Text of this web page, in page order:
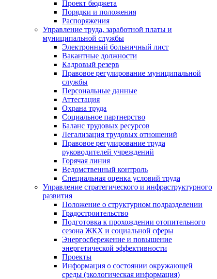
Проект бюджета
Порядки и положения
Распоряжения
Управление труда, заработной платы и
муниципальной службы
Электронный больничный лист
Вакантные должности
Кадровый резерв
Правовое регулирование муниципальной
службы
Персональные данные
Аттестация
Охрана труда
Социальное партнерство
Баланс трудовых ресурсов
Легализация трудовых отношений
Правовое регулирование труда
руководителей учреждений
Горячая линия
Ведомственный контроль
Специальная оценка условий труда
Управление стратегического и инфраструктурного
развития
Положение о структурном подразделении
Градостроительство
Подготовка к прохождении отопительного
сезона ЖКХ и социальной сферы
Энергосбережение и повышение
энергетической эффективности
Проекты
Информация о состоянии окружающей
среды (экологическая информация)